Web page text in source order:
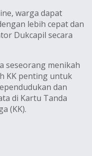
warga dapat
lebih cepat dan
Dukcapil secara
seseorang menikah
KK penting untuk
dan
di Kartu Tanda
(KK).